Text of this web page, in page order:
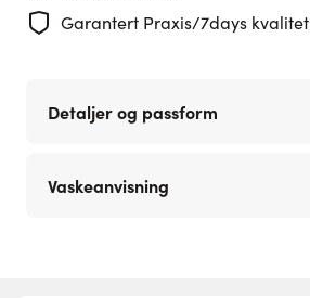
Garantert Praxis/7days kvalitet
Detaljer og passform
Vaskeanvisning